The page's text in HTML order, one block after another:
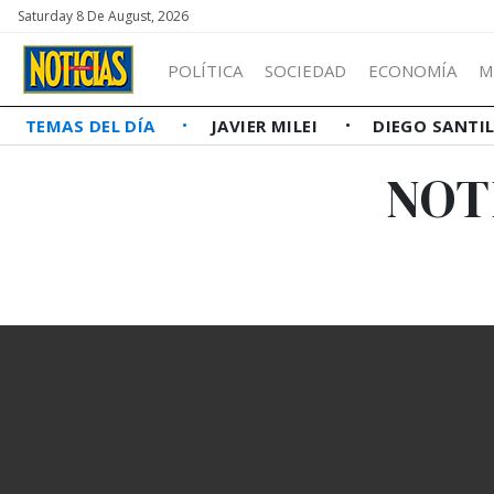
Saturday 8 De August, 2026
POLÍTICA SOCIEDAD ECONOMÍA
TEMAS DEL DÍA JAVIER MILEI DIEGO